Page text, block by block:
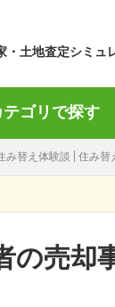
・土地査定シミュ
テゴリで探す
み替え体験談 | 住み
の売却